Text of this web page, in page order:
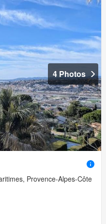
4 Photos
Provence-Alpes-Côte